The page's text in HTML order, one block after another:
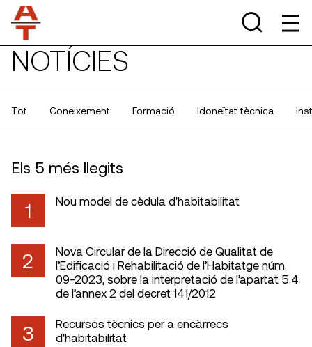
NOTÍCIES
Tot Coneixement Formació Idoneïtat tècnica
Els 5 més llegits
1 Nou model de cèdula d'habitabilitat
2
Nova Circular de la Direcció de Qualitat de
l’Edificació i Rehabilitació de l’Habitatge núm.
09-2023, sobre la interpretació de l’apartat 5.4
de l’annex 2 del decret 141/2012
3
Recursos tècnics per a encàrrecs
d'habitabilitat